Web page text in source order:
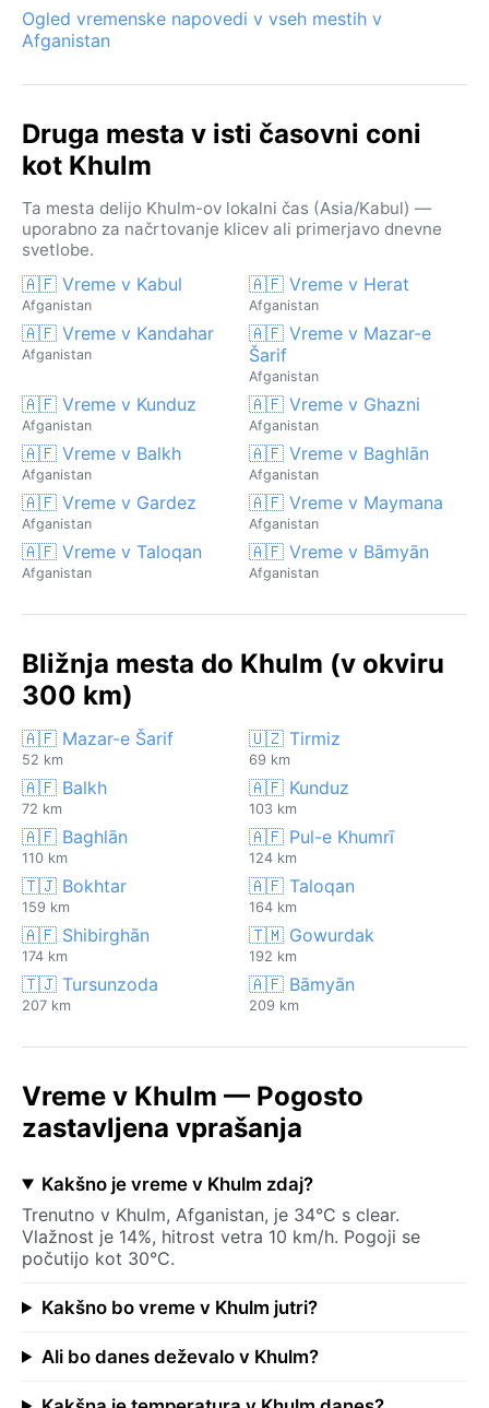
Ogled vremenske napovedi v vseh mestih v
Afganistan
Druga mesta v isti časovni coni
kot Khulm
Ta mesta delijo Khulm-ov lokalni čas (Asia/Kabul) —
uporabno za načrtovanje klicev ali primerjavo dnevne
svetlobe.
🇦🇫 Vreme v Kabul
Afganistan
🇦🇫 Vreme v Herat
Afganistan
🇦🇫 Vreme v Kandahar
Afganistan
🇦🇫 Vreme v Mazar-e
Šarif
Afganistan
🇦🇫 Vreme v Kunduz
Afganistan
🇦🇫 Vreme v Ghazni
Afganistan
🇦🇫 Vreme v Balkh
Afganistan
🇦🇫 Vreme v Baghlān
Afganistan
🇦🇫 Vreme v Gardez
Afganistan
🇦🇫 Vreme v Maymana
Afganistan
🇦🇫 Vreme v Taloqan
Afganistan
🇦🇫 Vreme v Bāmyān
Afganistan
Bližnja mesta do Khulm (v okviru
300 km)
🇦🇫 Mazar-e Šarif
52 km
🇺🇿 Tirmiz
69 km
🇦🇫 Balkh
72 km
🇦🇫 Kunduz
103 km
🇦🇫 Baghlān
110 km
🇦🇫 Pul-e Khumrī
124 km
🇹🇯 Bokhtar
159 km
🇦🇫 Taloqan
164 km
🇦🇫 Shibirghān
174 km
🇹🇲 Gowurdak
192 km
🇹🇯 Tursunzoda
207 km
🇦🇫 Bāmyān
209 km
Vreme v Khulm — Pogosto
zastavljena vprašanja
Kakšno je vreme v Khulm zdaj?
Trenutno v Khulm, Afganistan, je 34°C s clear.
Vlažnost je 14%, hitrost vetra 10 km/h. Pogoji se
počutijo kot 30°C.
Kakšno bo vreme v Khulm jutri?
Ali bo danes deževalo v Khulm?